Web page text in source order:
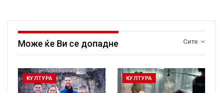
Сите
Може ќе Ви се допадне
КУЛТУРА КУЛТУРА